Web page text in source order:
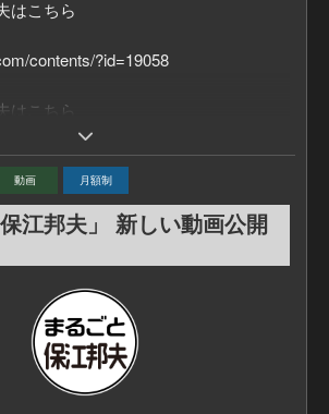
す。
公開収録では、「生」の保江さんのお
もちろん、
は、保江さんにご質問いただける時間
問できる機会なんて、なかなかござい
たの？？？を保江さんにぶつけてみま
者はこちらから
はこちら
contents/?id=19058
はこちら
contents/?id=34339
動画 月額制
保江邦夫」 新しい動画公開